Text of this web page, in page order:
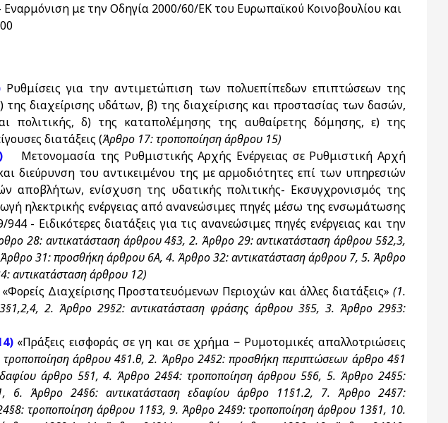
με την Οδηγία 2000/60/ΕΚ του Ευρωπαϊκού Κοινοβουλίου και
Ρυθμίσεις για την αντιμετώπιση των πολυεπίπεδων επιπτώσεων της
της διαχείρισης υδάτων, β) της διαχείρισης και προστασίας των δασών,
πολιτικής, δ) της καταπολέμησης της αυθαίρετης δόμησης, ε) της
διατάξεις (Άρθρο 17: τροποποίηση άρθρου 15)
Μετονομασία της Ρυθμιστικής Αρχής Ενέργειας σε Ρυθμιστική Αρχή
διεύρυνση του αντικειμένου της με αρμοδιότητες επί των υπηρεσιών
αποβλήτων, ενίσχυση της υδατικής πολιτικής- Εκσυγχρονισμός της
ηλεκτρικής ενέργειας από ανανεώσιμες πηγές μέσω της ενσωμάτωσης
- Ειδικότερες διατάξεις για τις ανανεώσιμες πηγές ενέργειας και την
28: αντικατάσταση άρθρου 4§3, 2. Άρθρο 29: αντικατάσταση άρθρου 5§2,3,
31: προσθήκη άρθρου 6Α, 4. Άρθρο 32: αντικατάσταση άρθρου 7, 5. Άρθρο
αντικατάσταση άρθρου 12)
«Φορείς Διαχείρισης Προστατευόμενων Περιοχών και άλλες διατάξεις»(1.
2. Άρθρο 29§2: αντικατάσταση φράσης άρθρου 3§5, 3. Άρθρο 29§3:
«Πράξεις εισφοράς σε γη και σε χρήμα − Ρυμοτομικές απαλλοτριώσεις
άρθρου 4§1.θ, 2. Άρθρο 24§2: προσθήκη περιπτώσεων άρθρο 4§1
άρθρο 5§1, 4. Άρθρο 24§4: τροποποίηση άρθρου 5§6, 5. Άρθρο 24§5:
6. Άρθρο 24§6: αντικατάσταση εδαφίου άρθρο 11§1.2, 7. Άρθρο 24§7:
τροποποίηση άρθρου 11§3, 9. Άρθρο 24§9: τροποποίηση άρθρου 13§1, 10.